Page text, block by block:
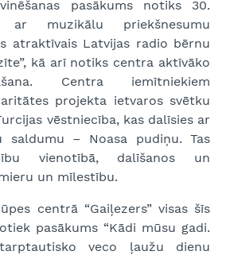
pasākums notiks 30.
ar muzikālu priekšnesumu
atraktīvais Latvijas radio bērnu
kā arī notiks centra aktīvāko
Centra iemītniekiem
projekta ietvaros svētku
vēstniecība, kas dalīsies ar
saldumu – Noasa pudiņu. Tas
vienotībā, dalīšanos un
un mīlestību.
centrā “Gaiļezers” visas šīs
pasākums “Kādi mūsu gadi.
veco ļaužu dienu